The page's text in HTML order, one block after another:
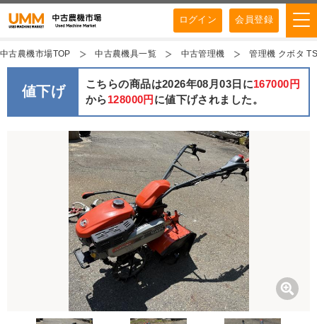
ログイン 会員登録
中古農機市場TOP 中古農機具一覧 中古管理機 管理機 クボタ
値下げ こちらの商品は2026年08月03日に167000円
から128000円 に値下げされました。